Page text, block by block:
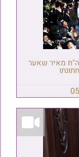
מאיר שאער